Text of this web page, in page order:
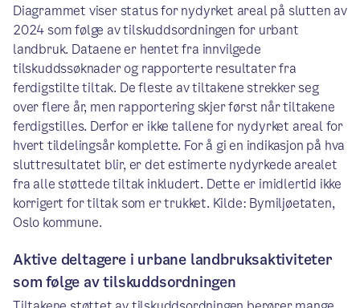
Diagrammet viser status for nydyrket areal på slutten av
2024 som følge av tilskuddsordningen for urbant
landbruk. Dataene er hentet fra innvilgede
tilskuddssøknader og rapporterte resultater fra
ferdigstilte tiltak. De fleste av tiltakene strekker seg
over flere år, men rapportering skjer først når tiltakene
ferdigstilles. Derfor er ikke tallene for nydyrket areal for
hvert tildelingsår komplette. For å gi en indikasjon på hva
sluttresultatet blir, er det estimerte nydyrkede arealet
fra alle støttede tiltak inkludert. Dette er imidlertid ikke
korrigert for tiltak som er trukket. Kilde: Bymiljøetaten,
Oslo kommune.
Aktive deltagere i urbane landbruksaktiviteter
som følge av tilskuddsordningen